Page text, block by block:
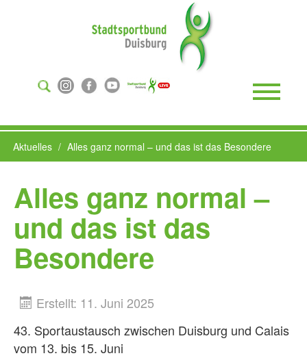
Suchen
Toggle
Aktuelles Alles ganz normal – und das ist das Besondere
Alles ganz normal –
und das ist das
Besondere
Erstellt: 11. Juni 2025
43. Sportaustausch zwischen Duisburg und Calais
vom 13. bis 15. Juni